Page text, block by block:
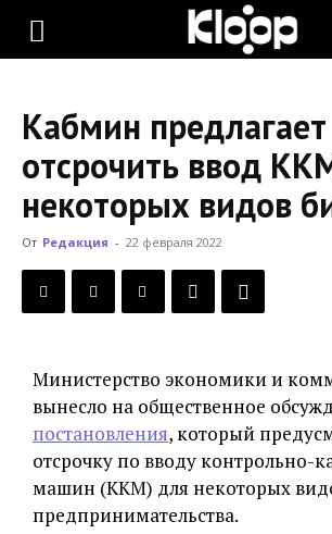
KLOOP.KG
Новости
Кыргызстана
Кабмин предлагает
отсрочить ввод
некоторых видов
От Редакция - 22 февраля 2022
Министерство экономики и
вынесло на общественное
постановления, который
отсрочку по вводу контрольно-
машин (ККМ) для некоторых
предпринимательства.